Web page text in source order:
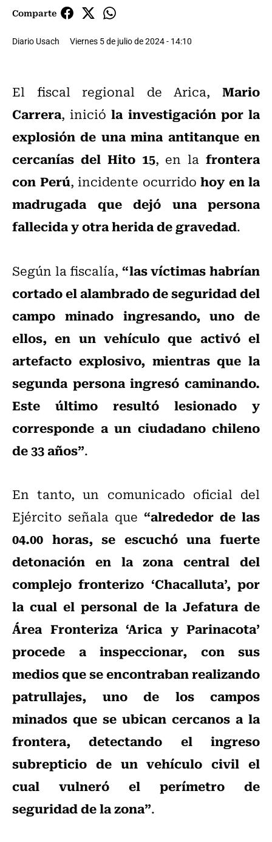
Comparte
Diario Usach Viernes 5 de julio de 2024 - 14:10
El fiscal regional de Arica, Mario
Carrera, inicióla investigación por la
explosión de una mina antitanque en
cercanías del Hito 15, en la frontera
con Perú, incidente ocurrido hoy en la
madrugada que dejó una persona
fallecida y otra herida de gravedad.
Según la fiscalía, “las víctimas habrían
cortado el alambrado de seguridad del
campo minado ingresando, uno de
ellos, en un vehículo que activó el
artefacto explosivo, mientras que la
segunda persona ingresó caminando.
Este último resultó lesionado y
corresponde a un ciudadano chileno
de 33 años”.
En tanto, un comunicado oficial del
Ejército señala que “alrededor de las
04.00 horas, se escuchó una fuerte
detonación en la zona central del
complejo fronterizo ‘Chacalluta’, por
la cual el personal de la Jefatura de
Área Fronteriza ‘Arica y Parinacota’
procede a inspeccionar, con sus
medios que se encontraban realizando
patrullajes, uno de los campos
minados que se ubican cercanos a la
frontera, detectando el ingreso
subrepticio de un vehículo civil el
cual vulneró el perímetro de
seguridad de la zona”.